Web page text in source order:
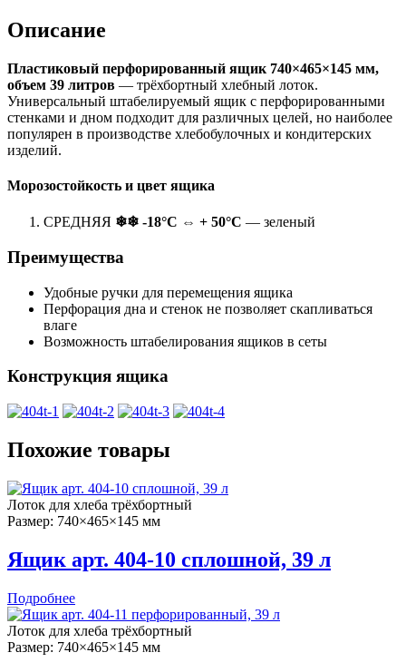
Описание
Пластиковый перфорированный ящик 740×465×145 мм,
объем 39 литров — трёхбортный хлебный лоток.
Универсальный штабелируемый ящик с перфорированными
стенками и дном подходит для различных целей, но наиболее
популярен в производстве хлебобулочных и кондитерских
изделий.
Морозостойкость и цвет ящика
СРЕДНЯЯ ❄❄ -18°С ⇔ + 50°С — зеленый
Преимущества
Удобные ручки для перемещения ящика
Перфорация дна и стенок не позволяет скапливаться
влаге
Возможность штабелирования ящиков в сеты
Конструкция ящика
Похожие товары
Лоток для хлеба трёхбортный
Размер: 740×465×145 мм
Ящик арт. 404-10 сплошной, 39 л
Подробнее
Лоток для хлеба трёхбортный
Размер: 740×465×145 мм